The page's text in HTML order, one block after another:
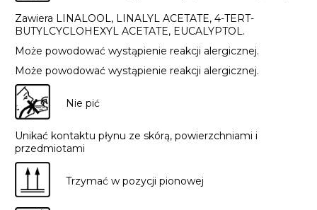
Zawiera LINALOOL, LINALYL ACETATE, 4-TERT-
BUTYLCYCLOHEXYL ACETATE, EUCALYPTOL.
Może powodować wystąpienie reakcji alergicznej.
Może powodować wystąpienie reakcji alergicznej.
Nie pić
Unikać kontaktu płynu ze skórą, powierzchniami i
przedmiotami
Trzymać w pozycji pionowej